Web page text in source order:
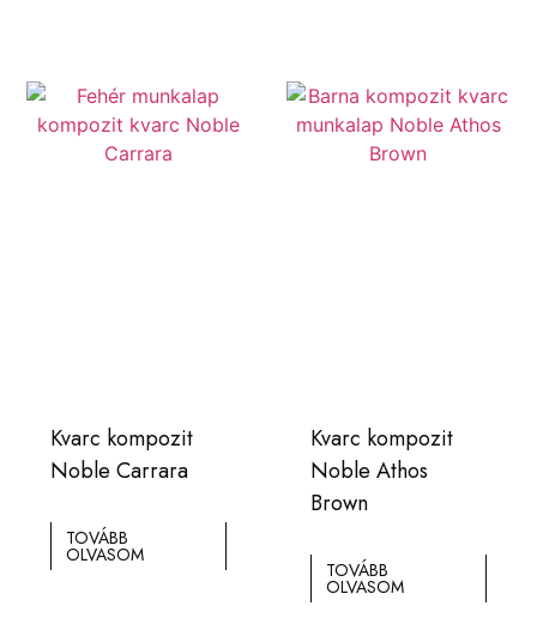
Kvarc kompozit
Noble Carrara
TOVÁBB
OLVASOM
Kvarc kompozit
Noble Athos
Brown
TOVÁBB
OLVASOM